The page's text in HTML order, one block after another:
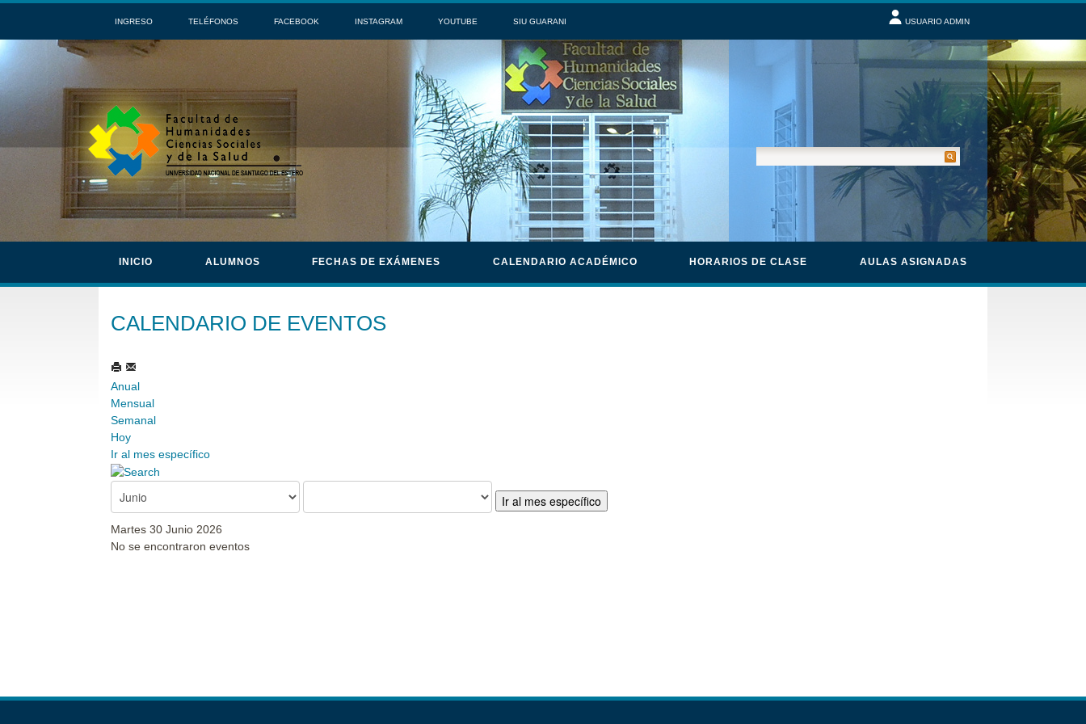
INGRESO TELÉFONOS FACEBOOK INSTAGRAM YOUTUBE SIU GUARANI USUARIO ADMIN
INICIO ALUMNOS FECHAS DE EXÁMENES CALENDARIO ACADÉMICO HORARIOS DE CLASE AULAS ASIGNADAS
CALENDARIO DE EVENTOS
Anual
Mensual
Semanal
Hoy
Ir al mes específico
Ir al mes específico
Martes 30 Junio 2026
No se encontraron eventos